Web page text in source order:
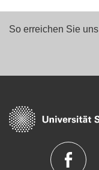
So erreichen Sie uns